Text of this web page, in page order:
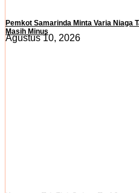
Pemkot Samarinda Minta Varia Niaga
Masih Minus
Agustus 10, 2026